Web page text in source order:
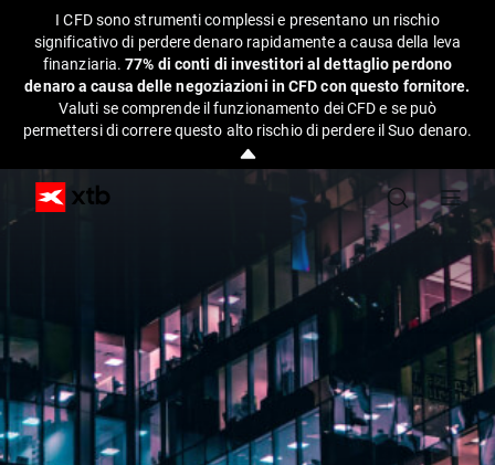
I CFD sono strumenti complessi e presentano un rischio
significativo di perdere denaro rapidamente a causa della leva
finanziaria.77% di conti di investitori al dettaglio perdono
denaro a causa delle negoziazioni in CFD con questo fornitore.
Valuti se comprende il funzionamento dei CFD e se può
permettersi di correre questo alto rischio di perdere il Suo denaro.